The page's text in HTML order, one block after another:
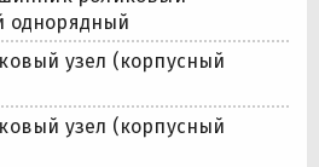
однорядный
узел (корпусный
узел (корпусный